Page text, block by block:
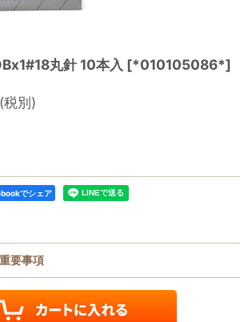
丸針 10本入 [*010105086*]
(税別)
でシェア
要事項